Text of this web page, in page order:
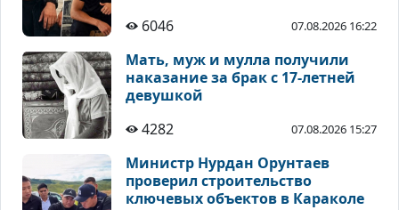
6046 07.08.2026 16:22
Мать, муж и мулла получили
наказание за брак с 17-летней
девушкой
4282
07.08.2026 15:27
Министр Нурдан Орунтаев
проверил строительство
ключевых объектов в Караколе